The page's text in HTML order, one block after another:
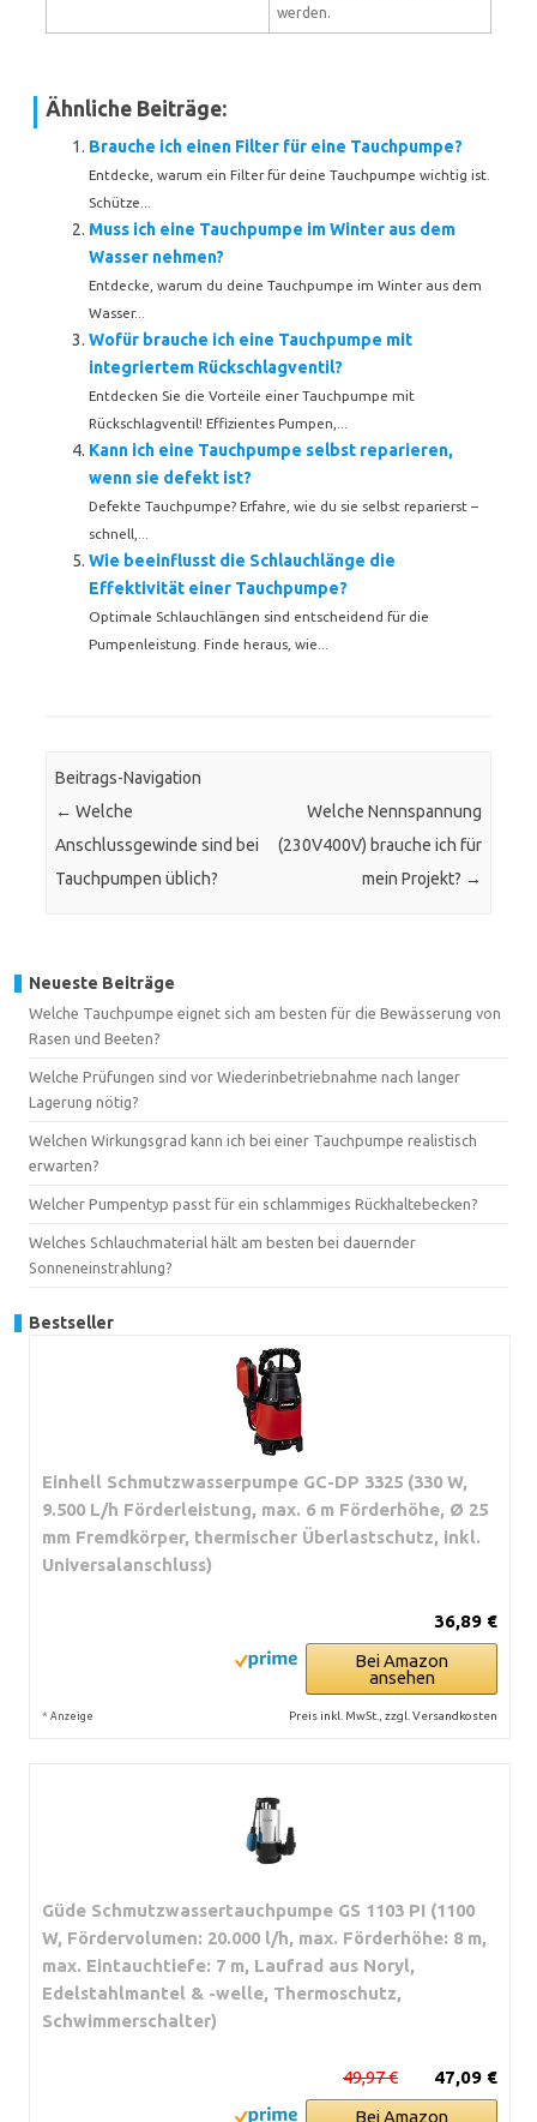
werden.
Ähnliche Beiträge:
Brauche ich einen Filter für eine Tauchpumpe?
Entdecke, warum ein Filter für deine Tauchpumpe wichtig ist.
Schütze...
Muss ich eine Tauchpumpe im Winter aus dem
Wasser nehmen?
Entdecke, warum du deine Tauchpumpe im Winter aus dem
Wasser...
Wofür brauche ich eine Tauchpumpe mit
integriertem Rückschlagventil?
Entdecken Sie die Vorteile einer Tauchpumpe mit
Rückschlagventil! Effizientes Pumpen,...
Kann ich eine Tauchpumpe selbst reparieren,
wenn sie defekt ist?
Defekte Tauchpumpe? Erfahre, wie du sie selbst reparierst –
schnell,...
Wie beeinflusst die Schlauchlänge die
Effektivität einer Tauchpumpe?
Optimale Schlauchlängen sind entscheidend für die
Pumpenleistung. Finde heraus, wie...
Beitrags-Navigation
← Welche
Anschlussgewinde sind bei
Tauchpumpen üblich?
Welche Nennspannung
(230V400V) brauche ich für
mein Projekt? →
Neueste Beiträge
Welche Tauchpumpe eignet sich am besten für die Bewässerung von
Rasen und Beeten?
Welche Prüfungen sind vor Wiederinbetriebnahme nach langer
Lagerung nötig?
Welchen Wirkungsgrad kann ich bei einer Tauchpumpe realistisch
erwarten?
Welcher Pumpentyp passt für ein schlammiges Rückhaltebecken?
Welches Schlauchmaterial hält am besten bei dauernder
Sonneneinstrahlung?
Bestseller
Einhell Schmutzwasserpumpe GC-DP 3325 (330 W,
9.500 L/h Förderleistung, max. 6 m Förderhöhe, Ø 25
mm Fremdkörper, thermischer Überlastschutz, inkl.
Universalanschluss)
36,89 €
Bei Amazon
ansehen
* Anzeige Preis inkl. MwSt., zzgl. Versandkosten
Güde Schmutzwassertauchpumpe GS 1103 PI (1100
W, Fördervolumen: 20.000 l/h, max. Förderhöhe: 8 m,
max. Eintauchtiefe: 7 m, Laufrad aus Noryl,
Edelstahlmantel & -welle, Thermoschutz,
Schwimmerschalter)
47,09 €
49,97 €
Bei Amazon